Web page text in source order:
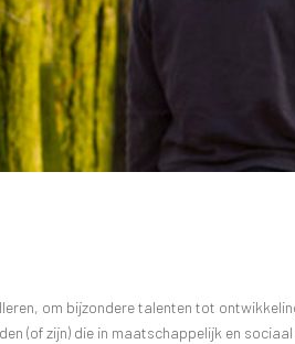
om bijzondere talenten tot
(of zijn) die in maatschappelijk en